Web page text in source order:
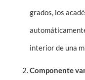
grados, los
interior de una
Componente